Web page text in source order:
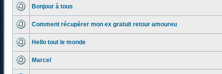
Bonjour à tous
Comment récupérer mon ex gratuit retour amoureu
Hello tout le monde
Marcel